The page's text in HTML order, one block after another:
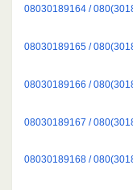
08030189164 /
08030189165 /
08030189166 /
08030189167 /
08030189168 /